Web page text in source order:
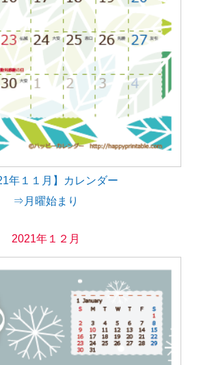
年１１月】カレンダー
⇒月曜始まり
2021年１２月